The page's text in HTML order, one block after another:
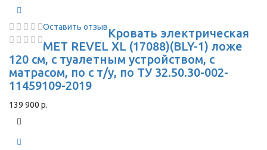
Оставить отзывКровать электрическая
MET REVEL XL (17088)(BLY-1) ложе
120 см, с туалетным устройством, с
матрасом, по с т/у, по ТУ 32.50.30-002-
11459109-2019
139 900 р.